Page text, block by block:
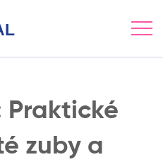
Praktické
zuby a